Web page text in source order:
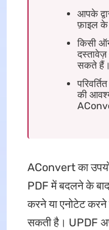
आपके
फ़ाइल के
किसी
दस्तावेज़
सकते हैं।
की
AConvert का
PDF में बदलने के
करने या एनोटेट
सकती है। UPDF